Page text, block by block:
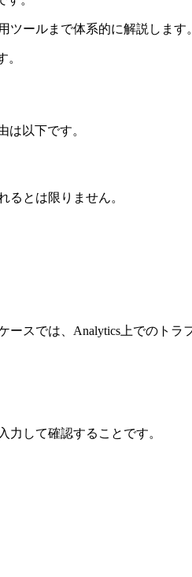
ールまで体系的に解説します。
。
は以下です。
るとは限りません。
スでは、Analytics上でのトラ
して確認することです。